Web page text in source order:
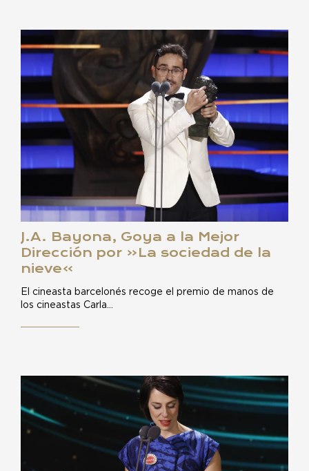
J.A. Bayona, Goya a la Mejor
Dirección por «La sociedad de la
nieve»
El cineasta barcelonés recoge el premio de manos de
los cineastas Carla…